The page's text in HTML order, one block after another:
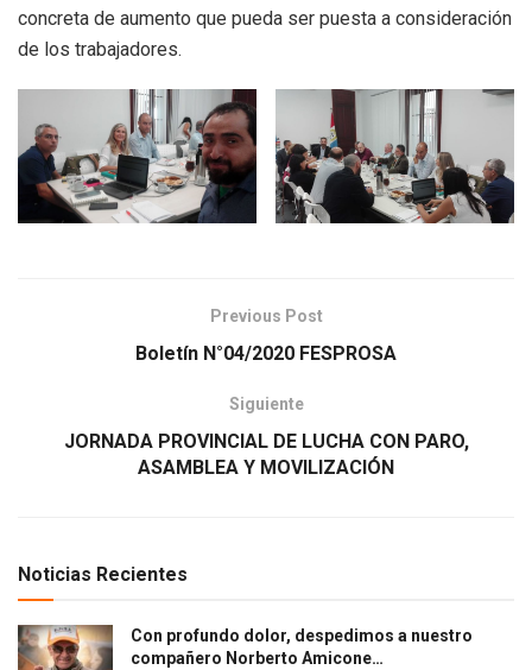
concreta de aumento que pueda ser puesta a consideración
de los trabajadores.
Previous Post
Boletín N°04/2020 FESPROSA
Siguiente
JORNADA PROVINCIAL DE LUCHA CON PARO,
ASAMBLEA Y MOVILIZACIÓN
Noticias Recientes
Con profundo dolor, despedimos a nuestro
compañero Norberto Amicone…